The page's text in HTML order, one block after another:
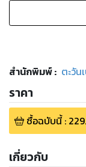
สำนักพิมพ์: ตะวั
ราคา
ซื้อฉบับนี้:
เกี่ยวกับ